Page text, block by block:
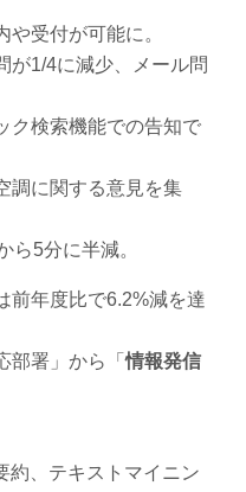
受付が可能に。
が1/4に減少、メール問
ク検索機能での告知で
調に関する意見を集
ら5分に半減。
前年度比で6.2%減を達
部署」から「情報発信
約、テキストマイニン